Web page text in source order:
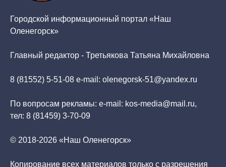
Городской информационный портал «Наш
Оленегорск»
Главный редактор - Третьякова Татьяна Михайловна
8 (81552) 5-51-08 e-mail: olenegorsk-51@yandex.ru
По вопросам рекламы: e-mail: kos-media@mail.ru,
тел: 8 (81459) 3-70-09
© 2018-2026 «Наш Оленегорск»
Копирование всех материалов только с разрешения